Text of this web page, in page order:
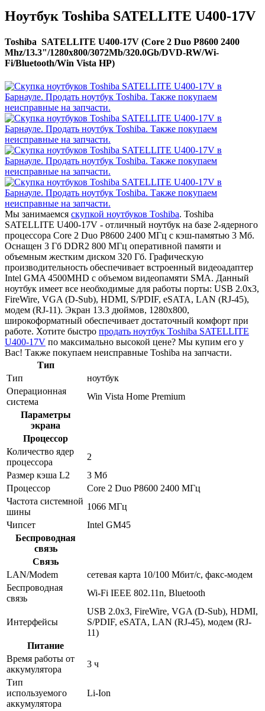
Ноутбук Toshiba SATELLITE U400-17V
Toshiba SATELLITE U400-17V (Core 2 Duo P8600 2400
Mhz/13.3"/1280x800/3072Mb/320.0Gb/DVD-RW/Wi-
Fi/Bluetooth/Win Vista HP)
Мы занимаемся скупкой ноутбуков Toshiba. Toshiba
SATELLITE U400-17V - отличный ноутбук на базе 2-ядерного
процессора Core 2 Duo P8600 2400 МГц с кэш-памятью 3 Мб.
Оснащен 3 Гб DDR2 800 МГц оперативной памяти и
объемным жестким диском 320 Гб. Графическую
производительность обеспечивает встроенный видеоадаптер
Intel GMA 4500MHD с объемом видеопамяти SMA. Данный
ноутбук имеет все необходимые для работы порты: USB 2.0x3,
FireWire, VGA (D-Sub), HDMI, S/PDIF, eSATA, LAN (RJ-45),
модем (RJ-11). Экран 13.3 дюймов, 1280x800,
широкоформатный обеспечивает достаточный комфорт при
работе. Хотите быстро продать ноутбук Toshiba SATELLITE
U400-17V по максимально высокой цене? Мы купим его у
Вас! Также покупаем неисправные Toshiba на запчасти.
Тип
Тип
ноутбук
Операционная
система
Win Vista Home Premium
Параметры
экрана
Процессор
Количество ядер
процессора
2
Размер кэша L2
3 Мб
Процессор
Core 2 Duo P8600 2400 МГц
Частота системной
шины
1066 МГц
Чипсет
Intel GM45
Беспроводная
связь
Связь
LAN/Modem
сетевая карта 10/100 Мбит/c, факс-модем
Беспроводная
связь
Wi-Fi IEEE 802.11n, Bluetooth
Интерфейсы
USB 2.0x3, FireWire, VGA (D-Sub), HDMI,
S/PDIF, eSATA, LAN (RJ-45), модем (RJ-
11)
Питание
Время работы от
аккумулятора
3 ч
Тип
используемого
аккумулятора
Li-Ion